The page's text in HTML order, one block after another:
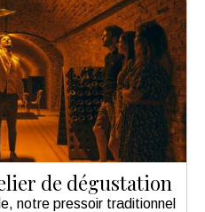
de dégustation
notre pressoir traditionnel